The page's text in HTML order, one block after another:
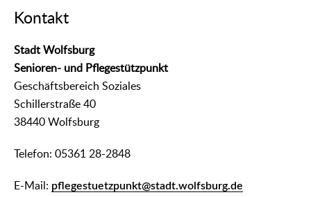
Kontakt
Stadt Wolfsburg
Senioren- und Pflegestützpunkt
Geschäftsbereich Soziales
Schillerstraße 40
38440 Wolfsburg
Telefon: 05361 28-2848
E-Mail: pflegestuetzpunkt@stadt.wolfsburg.de